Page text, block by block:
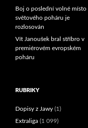
Boj o poslední volné místo
světového poháru je
rozlosován
Vít Janoušek bral stříbro v
premiérovém evropském
poháru
RUBRIKY
Dopisy z Jawy (1)
Extraliga (1 099)